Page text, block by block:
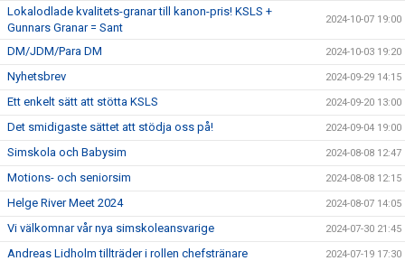
Lokalodlade kvalitets-granar till kanon-pris! KSLS +
Gunnars Granar = Sant
2024-10-07 19:00
DM/JDM/Para DM 2024-10-03 19:20
Nyhetsbrev 2024-09-29 14:15
Ett enkelt sätt att stötta KSLS 2024-09-20 13:00
Det smidigaste sättet att stödja oss på! 2024-09-04 19:00
Simskola och Babysim 2024-08-08 12:47
Motions- och seniorsim 2024-08-08 12:15
Helge River Meet 2024 2024-08-07 14:05
Vi välkomnar vår nya simskoleansvarige 2024-07-30 21:45
Andreas Lidholm tillträder i rollen chefstränare 2024-07-19 17:30